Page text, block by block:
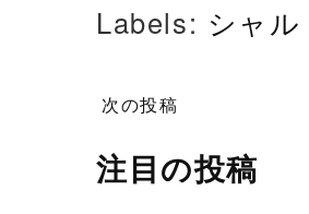
Labels: シャ
次の投稿
注目の投稿